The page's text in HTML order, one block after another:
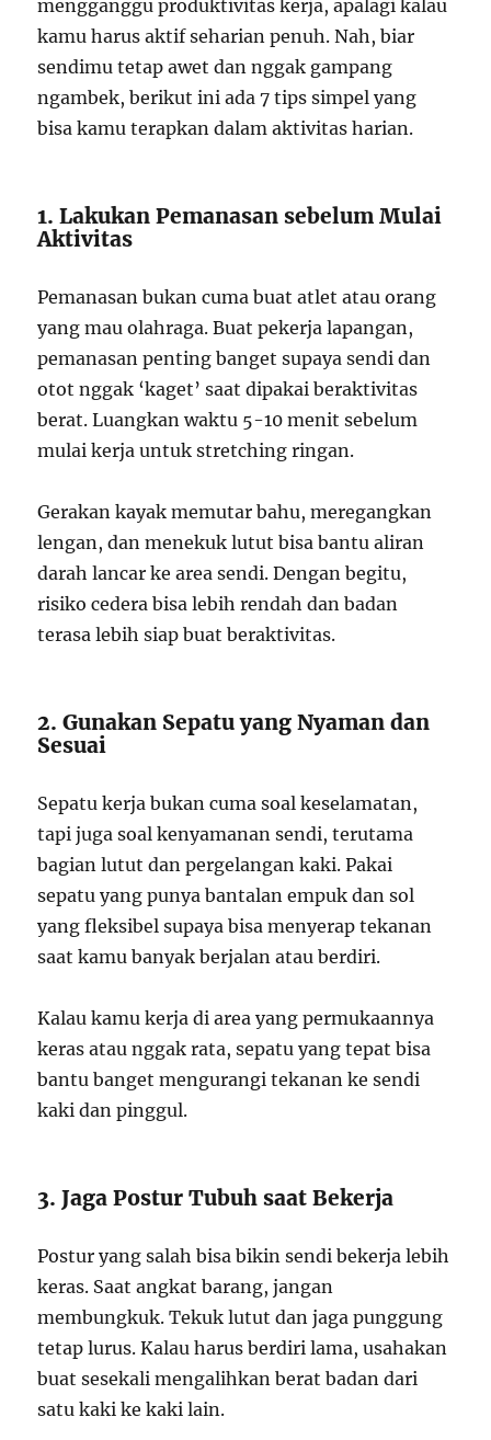
mengganggu produktivitas kerja, apalagi kalau
kamu harus aktif seharian penuh. Nah, biar
sendimu tetap awet dan nggak gampang
ngambek, berikut ini ada 7 tips simpel yang
bisa kamu terapkan dalam aktivitas harian.
1. Lakukan Pemanasan sebelum Mulai
Aktivitas
Pemanasan bukan cuma buat atlet atau orang
yang mau olahraga. Buat pekerja lapangan,
pemanasan penting banget supaya sendi dan
otot nggak ‘kaget’ saat dipakai beraktivitas
berat. Luangkan waktu 5-10 menit sebelum
mulai kerja untuk stretching ringan.
Gerakan kayak memutar bahu, meregangkan
lengan, dan menekuk lutut bisa bantu aliran
darah lancar ke area sendi. Dengan begitu,
risiko cedera bisa lebih rendah dan badan
terasa lebih siap buat beraktivitas.
2. Gunakan Sepatu yang Nyaman dan
Sesuai
Sepatu kerja bukan cuma soal keselamatan,
tapi juga soal kenyamanan sendi, terutama
bagian lutut dan pergelangan kaki. Pakai
sepatu yang punya bantalan empuk dan sol
yang fleksibel supaya bisa menyerap tekanan
saat kamu banyak berjalan atau berdiri.
Kalau kamu kerja di area yang permukaannya
keras atau nggak rata, sepatu yang tepat bisa
bantu banget mengurangi tekanan ke sendi
kaki dan pinggul.
3. Jaga Postur Tubuh saat Bekerja
Postur yang salah bisa bikin sendi bekerja lebih
keras. Saat angkat barang, jangan
membungkuk. Tekuk lutut dan jaga punggung
tetap lurus. Kalau harus berdiri lama, usahakan
buat sesekali mengalihkan berat badan dari
satu kaki ke kaki lain.